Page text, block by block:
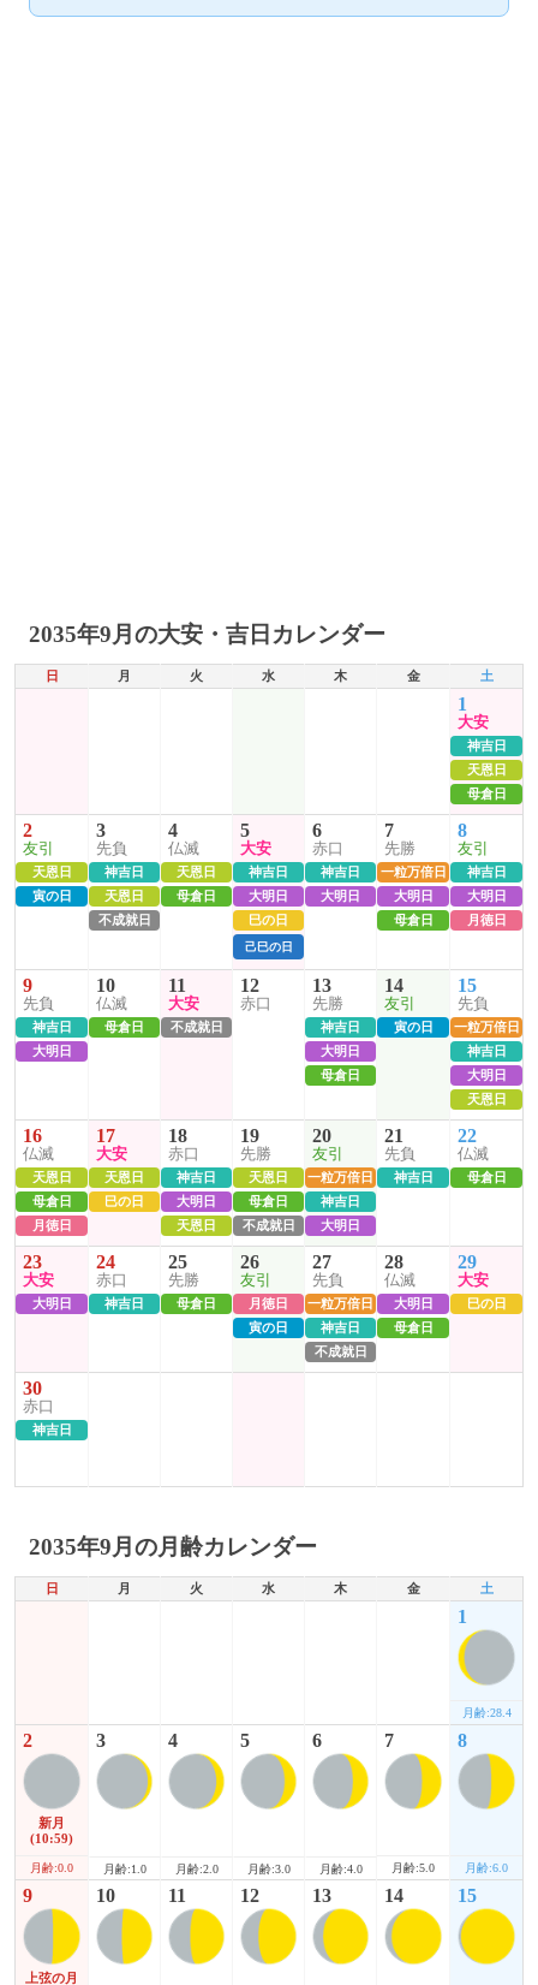
2035年9月の大安・吉日カレンダー
日 月 火 水 木 金 土
1
大安
神吉日
天恩日
母倉日
2
友引
天恩日
寅の日
3
先負
神吉日
天恩日
不成就日
4
仏滅
天恩日
母倉日
5
大安
神吉日
大明日
巳の日
己巳の日
6
赤口
神吉日
大明日
7
先勝
一粒万倍日
大明日
母倉日
8
友引
神吉日
大明日
月徳日
9
先負
神吉日
大明日
10
仏滅
母倉日
11
大安
不成就日
12
赤口
13
先勝
神吉日
大明日
母倉日
14
友引
寅の日
15
先負
一粒万倍日
神吉日
大明日
天恩日
16
仏滅
天恩日
母倉日
月徳日
17
大安
天恩日
巳の日
18
赤口
神吉日
大明日
天恩日
19
先勝
天恩日
母倉日
不成就日
20
友引
一粒万倍日
神吉日
大明日
21
先負
神吉日
22
仏滅
母倉日
23
大安
大明日
24
赤口
神吉日
25
先勝
母倉日
26
友引
月徳日
寅の日
27
先負
一粒万倍日
神吉日
不成就日
28
仏滅
大明日
母倉日
29
大安
巳の日
30
赤口
神吉日
2035年9月の月齢カレンダー
日 月 火 水 木 金 土
1
月齢:28.4
2
新月
(10:59)
月齢:0.0
3
月齢:1.0
4
月齢:2.0
5
月齢:3.0
6
月齢:4.0
7
月齢:5.0
8
月齢:6.0
9
上弦の月
10 11 12 13 14 15